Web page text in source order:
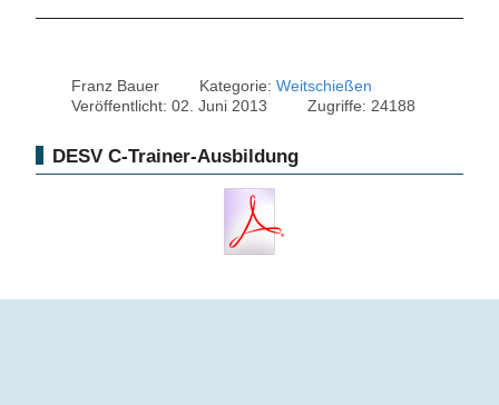
Franz Bauer Kategorie: Weitschießen
Veröffentlicht: 02. Juni 2013
Zugriffe: 24188
DESV C-Trainer-Ausbildung